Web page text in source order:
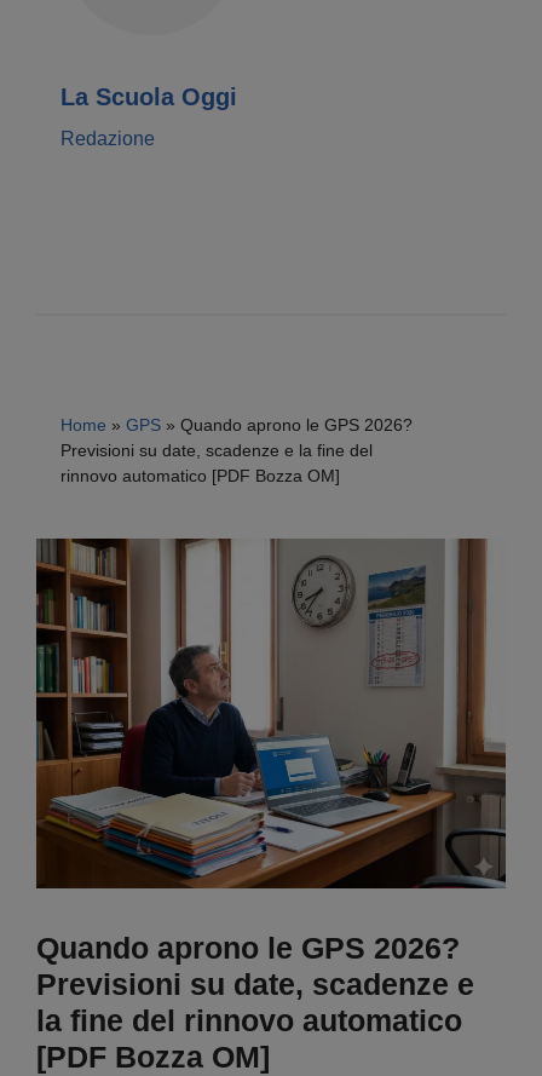
La Scuola Oggi
Redazione
Home » GPS » Quando aprono le GPS 2026?
Previsioni su date, scadenze e la fine del
rinnovo automatico [PDF Bozza OM]
Quando aprono le GPS 2026?
Previsioni su date, scadenze e
la fine del rinnovo automatico
[PDF Bozza OM]